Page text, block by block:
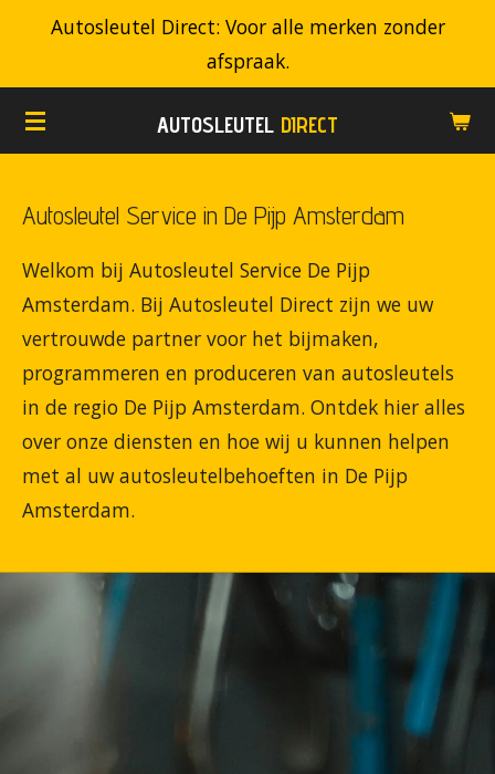
de
AUTOSLEUTEL DIRECT
Autosleutel Direct: Voor alle merken zonder
afspraak.
Autosleutel Service in De Pijp Amsterdam
Welkom bij Autosleutel Service De Pijp
Amsterdam. Bij Autosleutel Direct zijn we uw
vertrouwde partner voor het bijmaken,
programmeren en produceren van autosleutels
in de regio De Pijp Amsterdam. Ontdek hier alles
over onze diensten en hoe wij u kunnen helpen
met al uw autosleutelbehoeften in De Pijp
Amsterdam.